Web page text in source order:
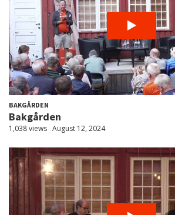
BAKGÅRDEN
Bakgården
1,038 views August 12, 2024